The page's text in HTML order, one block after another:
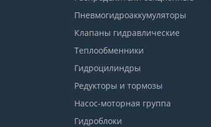
Пневмогидроаккумуляторы
Клапаны гидравлические
Теплообменники
Гидроцилиндры
Редукторы и тормозы
Насос-моторная группа
Гидроблоки